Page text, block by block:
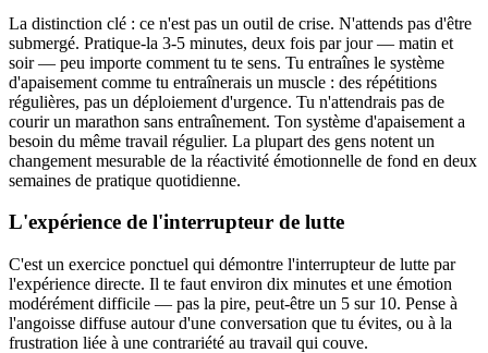
La distinction clé : ce n'est pas un outil de crise. N'attends pas d'être
submergé. Pratique-la 3-5 minutes, deux fois par jour — matin et
soir — peu importe comment tu te sens. Tu entraînes le système
d'apaisement comme tu entraînerais un muscle : des répétitions
régulières, pas un déploiement d'urgence. Tu n'attendrais pas de
courir un marathon sans entraînement. Ton système d'apaisement a
besoin du même travail régulier. La plupart des gens notent un
changement mesurable de la réactivité émotionnelle de fond en deux
semaines de pratique quotidienne.
L'expérience de l'interrupteur de lutte
C'est un exercice ponctuel qui démontre l'interrupteur de lutte par
l'expérience directe. Il te faut environ dix minutes et une émotion
modérément difficile — pas la pire, peut-être un 5 sur 10. Pense à
l'angoisse diffuse autour d'une conversation que tu évites, ou à la
frustration liée à une contrariété au travail qui couve.